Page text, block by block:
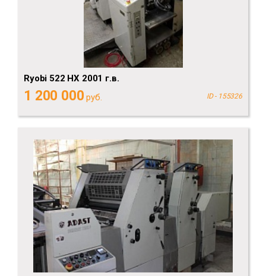
Ryobi 522 HX 2001 г.в.
1 200 000 руб. ID - 155326